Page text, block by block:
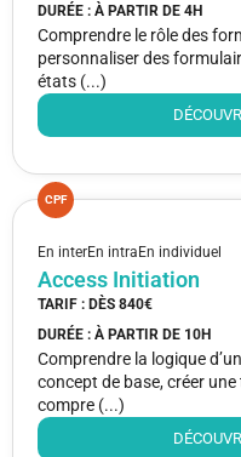
DURÉE : À PARTIR DE 4H
Comprendre le rôle des
personnaliser des
états (...)
CPF
En interEn intraEn individuel
Access Initiation
TARIF : DÈS 840€
DURÉE : À PARTIR DE 10H
Comprendre la logique
concept de base, créer
compre (...)